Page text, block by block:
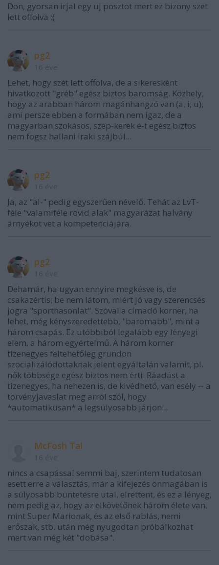
Don, gyorsan irjal egy uj posztot mert ez bizony szet
lett offolva :(
pg2
Lehet, hogy szét lett offolva, de a sikeresként
hivatkozott "gréb" egész biztos baromság. Közhely,
hogy az arabban három magánhangzó van (a, i, u),
ami persze ebben a formában nem igaz, de a
magyarban szokásos, szép-kerek é-t egész biztos
nem fogsz hallani iraki szájbúl...
pg2
Ja, az "al-" pedig egyszerűen névelő. Tehát az LvT-
féle "valamiféle rövid alak" magyarázat halvány
árnyékot vet a kompetenciájára.
pg2
Dehamár, ha ugyan ennyire megkésve is, de
csakazértis; be nem látom, miért jó vagy szerencsés
jogra "sporthasonlat". Szóval a címadó korner, ha
lehet, még kényszeredettebb, "baromabb", mint a
három csapás. Ez utóbbiból legalább egy lényegi
elem, a három egyértelmű. A három korner
tizenegyes feltehetőleg grundon
szocializálódottaknak jelent egyáltalán valamit, pl.
nők többsége egész biztos nem érti. Ráadást a
tizenegyes, ha nehezen is, de kivédhető, van esély -- a
törvényjavaslat meg arról szól, hogy
*automatikusan* a legsúlyosabb járjon...
McFosh Tal
nincs a csapással semmi baj, szerintem tudatosan
esett erre a választás, már a kifejezés önmagában is
a súlyosabb büntetésre utal, elrettent, és ez a lényeg,
nem pedig az, hogy az elkövetőnek három élete van,
mint Super Marionak, és az első rablás, nemi
erőszak, stb. után még nyugodtan próbálkozhat
mert van még két "dobása".